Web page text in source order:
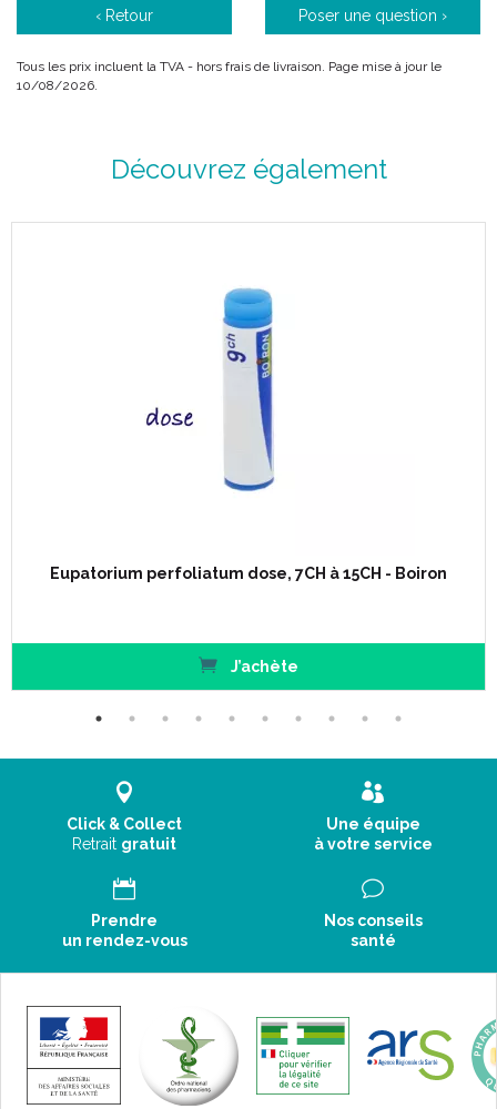
‹ Retour Poser une question ›
Tous les prix incluent la TVA - hors frais de livraison. Page mise à jour le
10/08/2026.
Découvrez également
Eupatorium perfoliatum dose, 7CH à 15CH - Boiron
J’achète
Click & Collect
Retrait gratuit
Une équipe
à votre service
Prendre
un rendez-vous
Nos conseils
santé